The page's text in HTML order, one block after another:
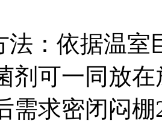
法：依据温室
剂可一同放
需求密闭闷